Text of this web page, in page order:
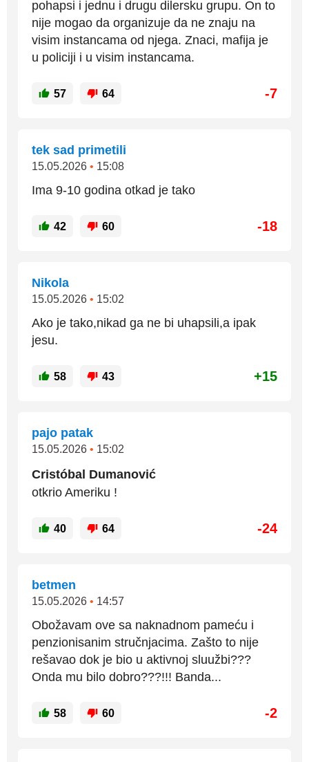
pohapsi i jednu i drugu dilersku grupu. On to
nije mogao da organizuje da ne znaju na
visim instancama od njega. Znaci, mafija je
u policiji i u visim instancama.
57 64 -7
tek sad primetili
15.05.2026 • 15:08
Ima 9-10 godina otkad je tako
42 60 -18
Nikola
15.05.2026 • 15:02
Ako je tako,nikad ga ne bi uhapsili,a ipak
jesu.
58 43 +15
pajo patak
15.05.2026 • 15:02
Cristóbal Dumanović
otkrio Ameriku !
40 64 -24
betmen
15.05.2026 • 14:57
Obožavam ove sa naknadnom pameću i
penzionisanim stručnjacima. Zašto to nije
rešavao dok je bio u aktivnoj sluužbi???
Onda mu bilo dobro???!!! Banda...
58 60 -2